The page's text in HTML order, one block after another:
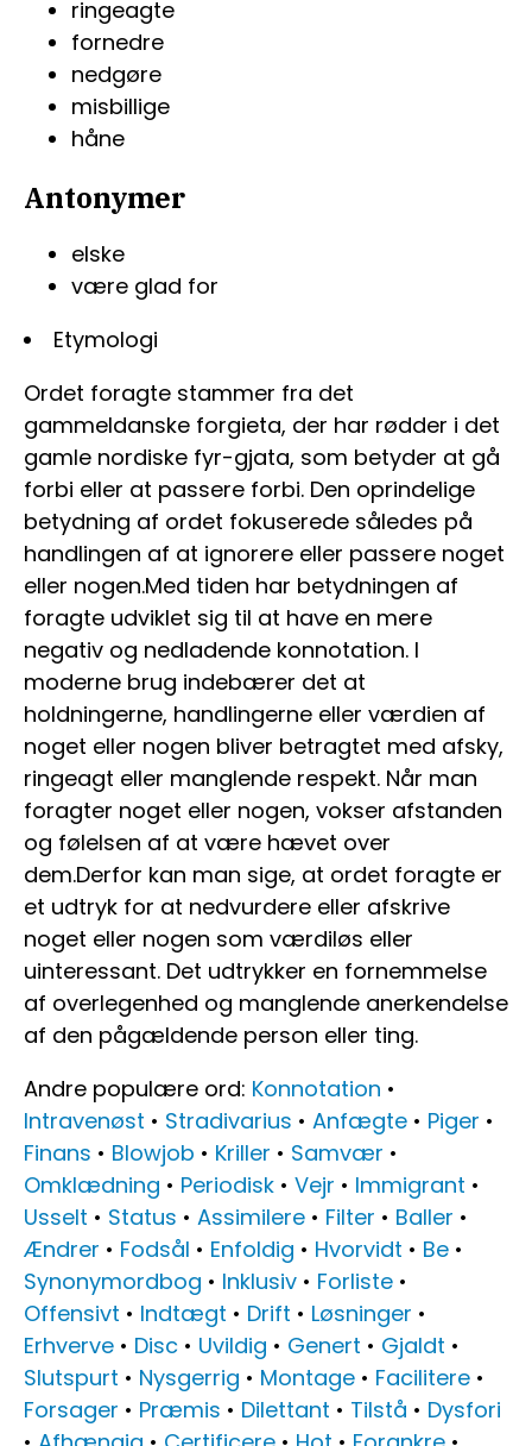
ringeagte
fornedre
nedgøre
misbillige
håne
Antonymer
elske
være glad for
Etymologi
Ordet foragte stammer fra det
gammeldanske forgieta, der har rødder i det
gamle nordiske fyr-gjata, som betyder at gå
forbi eller at passere forbi. Den oprindelige
betydning af ordet fokuserede således på
handlingen af at ignorere eller passere noget
eller nogen.Med tiden har betydningen af
foragte udviklet sig til at have en mere
negativ og nedladende konnotation. I
moderne brug indebærer det at
holdningerne, handlingerne eller værdien af
noget eller nogen bliver betragtet med afsky,
ringeagt eller manglende respekt. Når man
foragter noget eller nogen, vokser afstanden
og følelsen af at være hævet over
dem.Derfor kan man sige, at ordet foragte er
et udtryk for at nedvurdere eller afskrive
noget eller nogen som værdiløs eller
uinteressant. Det udtrykker en fornemmelse
af overlegenhed og manglende anerkendelse
af den pågældende person eller ting.
Andre populære ord: Konnotation •
Intravenøst • Stradivarius • Anfægte • Piger •
Finans • Blowjob • Kriller • Samvær •
Omklædning • Periodisk • Vejr • Immigrant •
Usselt • Status • Assimilere • Filter • Baller •
Ændrer • Fodsål • Enfoldig • Hvorvidt • Be •
Synonymordbog • Inklusiv • Forliste •
Offensivt • Indtægt • Drift • Løsninger •
Erhverve • Disc • Uvildig • Genert • Gjaldt •
Slutspurt • Nysgerrig • Montage • Facilitere •
Forsager • Præmis • Dilettant • Tilstå • Dysfori